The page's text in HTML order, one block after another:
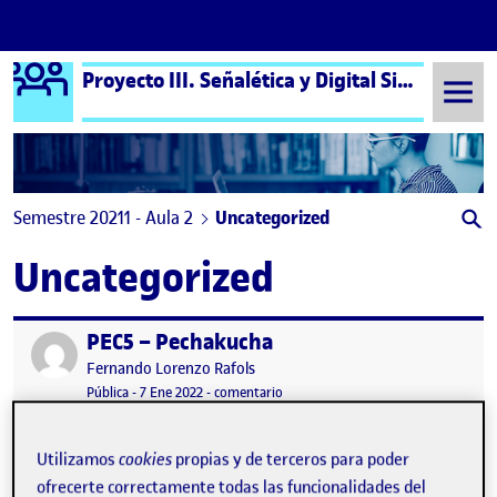
Saltar al contenido
Logo Ágora Proyecto III. Señalética y Digital Signage aula 2
Semestre 20211 - Aula 2 Uncategorized
Uncategorized
Publicado porPEC5 – Pechakucha
Publicado por
Fernando Lorenzo Rafols
Visibilidad:
Pública-Fecha de publicación
7 Ene 202213 enero, 2022 9:05 am
-comentario
Saludos! PEC5 - Pechakucha …
Utilizamoscookies propias y de terceros para poder
ofrecerte correctamente todas las funcionalidades del